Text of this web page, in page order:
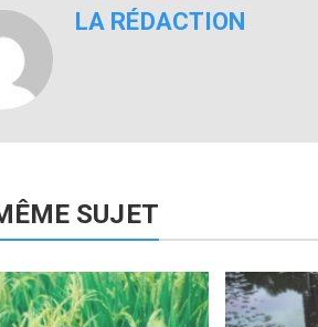
LA RÉDACTION
SUJET